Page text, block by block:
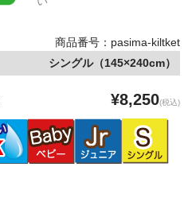
商品番号：pasima-kiltket
シングル（145×240cm）
¥8,250(税込)